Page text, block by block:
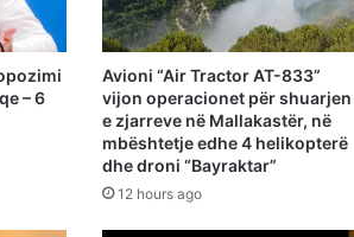
– 6
Avioni “Air Tractor AT-833”
vijon operacionet për shuarjen
e zjarreve në Mallakastër, në
mbështetje edhe 4 helikopterë
dhe droni “Bayraktar”
12 hours ago